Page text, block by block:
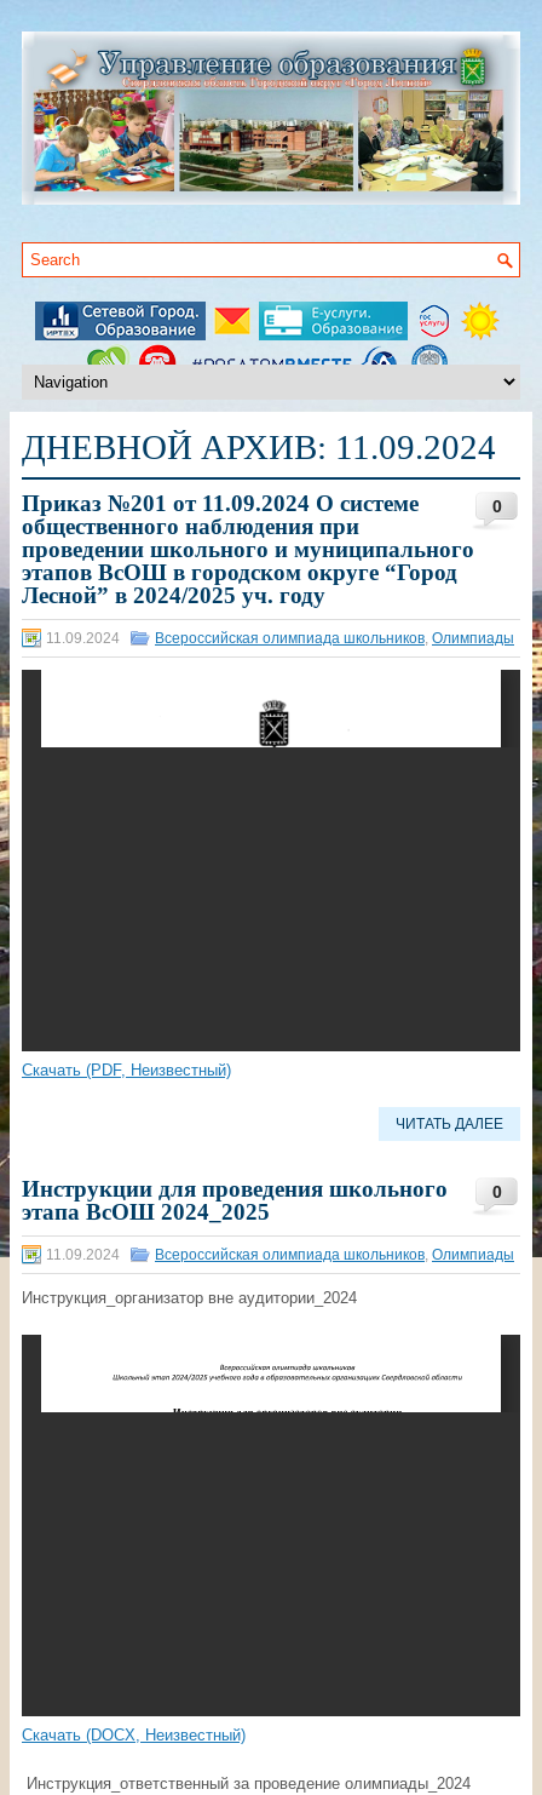
ДНЕВНОЙ АРХИВ: 11.09.2024
0
Приказ №201 от 11.09.2024 О системе
общественного наблюдения при
проведении школьного и муниципального
этапов ВсОШ в городском округе “Город
Лесной” в 2024/2025 уч. году
11.09.2024 Всероссийская олимпиада школьников, Олимпиады
Скачать (PDF, Неизвестный)
ЧИТАТЬ ДАЛЕЕ
0
Инструкции для проведения школьного
этапа ВсОШ 2024_2025
11.09.2024 Всероссийская олимпиада школьников, Олимпиады
Инструкция_организатор вне аудитории_2024
Скачать (DOCX, Неизвестный)
Инструкция_ответственный за проведение олимпиады_2024